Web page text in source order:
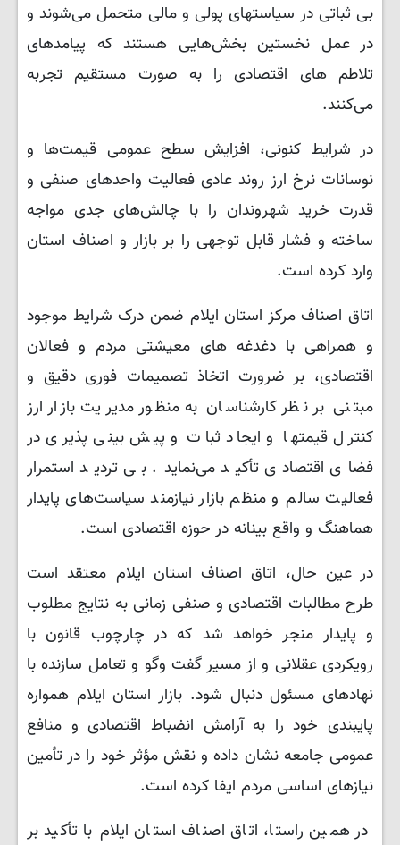
بی ثباتی در سیاستهای پولی و مالی متحمل می‌شوند و
در عمل نخستین بخش‌هایی هستند که پیامدهای
تلاطم های اقتصادی را به صورت مستقیم تجربه
می‌کنند.
در شرایط کنونی، افزایش سطح عمومی قیمت‌ها و
نوسانات نرخ ارز روند عادی فعالیت واحدهای صنفی و
قدرت خرید شهروندان را با چالش‌های جدی مواجه
ساخته و فشار قابل توجهی را بر بازار و اصناف استان
وارد کرده است.
اتاق اصناف مرکز استان ایلام ضمن درک شرایط موجود
و همراهی با دغدغه های معیشتی مردم و فعالان
اقتصادی، بر ضرورت اتخاذ تصمیمات فوری دقیق و
مبتنی بر نظر کارشناسان به منظور مدیریت بازار ارز
کنترل قیمتها و ایجاد ثبات و پیش بینی پذیری در
فضای اقتصادی تأکید می‌نماید. بی تردید استمرار
فعالیت سالم و منظم بازار نیازمند سیاست‌های پایدار
هماهنگ و واقع بینانه در حوزه اقتصادی است.
در عین حال، اتاق اصناف استان ایلام معتقد است
طرح مطالبات اقتصادی و صنفی زمانی به نتایج مطلوب
و پایدار منجر خواهد شد که در چارچوب قانون با
رویکردی عقلانی و از مسیر گفت وگو و تعامل سازنده با
نهادهای مسئول دنبال شود. بازار استان ایلام همواره
پایبندی خود را به آرامش انضباط اقتصادی و منافع
عمومی جامعه نشان داده و نقش مؤثر خود را در تأمین
نیازهای اساسی مردم ایفا کرده است.
در همین راستا، اتاق اصناف استان ایلام با تأکید بر